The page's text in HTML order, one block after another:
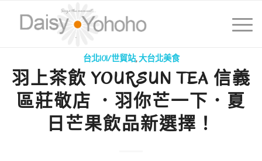
台北101/世貿站,大台北美食
羽上茶飲 YOURSUN TEA 信義
區莊敬店 ．羽你芒一下．夏
日芒果飲品新選擇！